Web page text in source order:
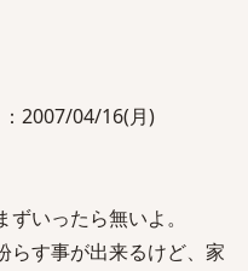
2007/04/16(月)
いったら無いよ。
らす事が出来るけど、家